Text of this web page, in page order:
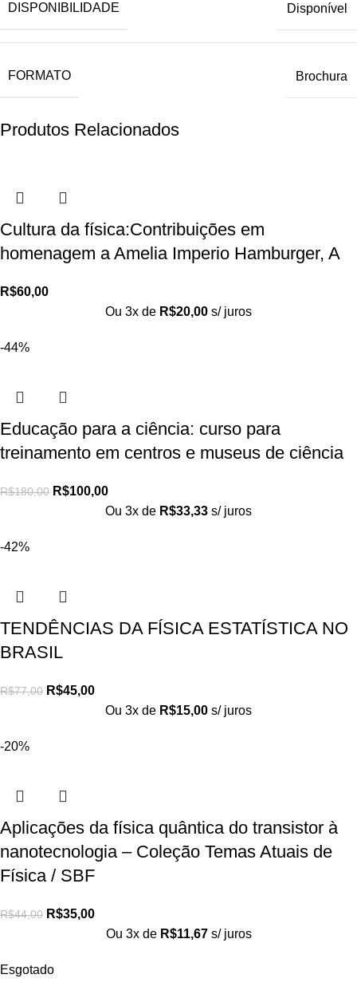
DISPONIBILIDADE Disponível
FORMATO Brochura
Produtos Relacionados
Cultura da física:Contribuições em
homenagem a Amelia Imperio Hamburger, A
R$60,00
Ou 3x de R$20,00 s/ juros
-44%
Educação para a ciência: curso para
treinamento em centros e museus de ciência
R$180,00 R$100,00
Ou 3x de R$33,33 s/ juros
-42%
TENDÊNCIAS DA FÍSICA ESTATÍSTICA NO
BRASIL
R$77,00 R$45,00
Ou 3x de R$15,00 s/ juros
-20%
Aplicações da física quântica do transistor à
nanotecnologia – Coleção Temas Atuais de
Física / SBF
R$44,00 R$35,00
Ou 3x de R$11,67 s/ juros
Esgotado